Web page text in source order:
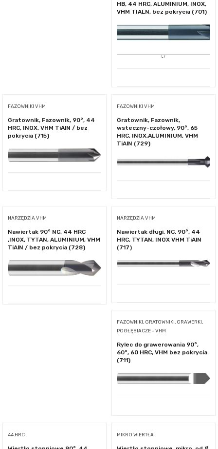
HB, 44 HRC, ALUMINIUM, INOX,
VHM TIALN, bez pokrycia (701)
FAZOWNIKI VHM
Gratownik, Fazownik, 90°, 44
HRC, INOX, VHM TiAlN / bez
pokrycia (715)
FAZOWNIKI VHM
Gratownik, Fazownik,
wsteczny-czołowy, 90°, 65
HRC, INOX,ALUMINIUM, VHM
TiAlN (729)
NARZĘDZIA VHM
Nawiertak 90° NC, 44 HRC
,INOX, TYTAN, ALUMINIUM, VHM
TiAlN / bez pokrycia (728)
NARZĘDZIA VHM
Nawiertak długi, NC, 90°, 44
HRC, TYTAN, INOX VHM TiAlN
(717)
FAZOWNIKI, GRATOWNIKI, GRAWERKI,
POGŁĘBIACZE - VHM
Rylec do grawerowania 90°,
60°, 60 HRC, VHM bez pokrycia
(711)
44 HRC MIKRO WIERTŁA